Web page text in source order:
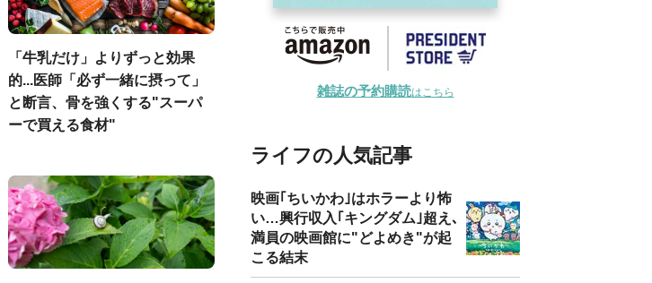
「牛乳だけ」よりずっと効果
的...医師「必ず一緒に摂って」
と断言、骨を強くする"スーパ
ーで買える食材"
雑誌の予約購読はこちら
ライフの人気記事
映画｢ちいかわ｣はホラーより怖
い…興行収入｢キングダム｣超え､
満員の映画館に"どよめき"が起
こる結末